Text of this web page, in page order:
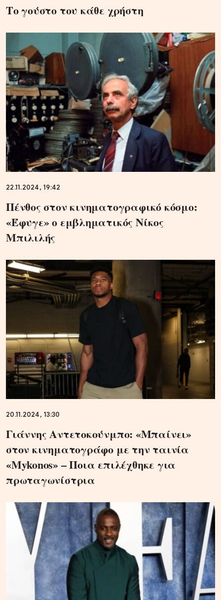
Το γούστο του κάθε χρήστη
22.11.2024, 19:42
Πένθος στον κινηματογραφικό κόσμο:
«Έφυγε» ο εμβληματικός Νίκος
Μπιλιλής
20.11.2024, 13:30
Γιάννης Αντετοκούνμπο: «Μπαίνει»
στον κινηματογράφο με την ταινία
«Mykonos» – Ποια επιλέχθηκε για
πρωταγωνίστρια